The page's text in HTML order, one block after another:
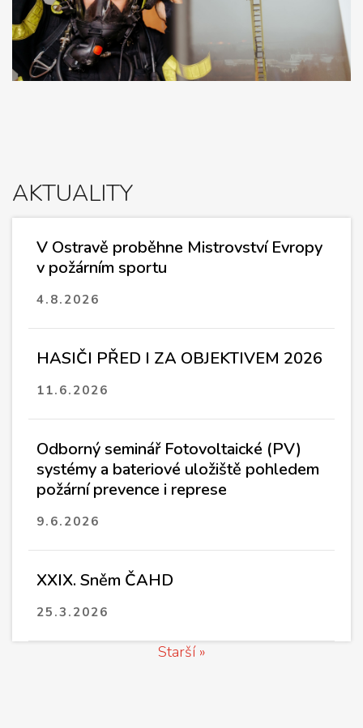
AKTUALITY
V Ostravě proběhne Mistrovství Evropy
v požárním sportu
4.8.2026
HASIČI PŘED I ZA OBJEKTIVEM 2026
11.6.2026
Odborný seminář Fotovoltaické (PV)
systémy a bateriové uložiště pohledem
požární prevence i represe
9.6.2026
XXIX. Sněm ČAHD
25.3.2026
Starší »